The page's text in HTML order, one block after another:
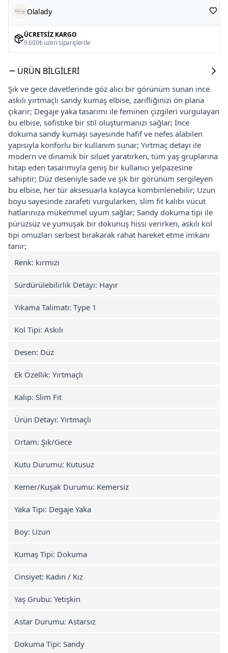
Olalady
ÜCRETSIZ KARGO
9.600₺ üzeri siparişlerde
ÜRÜN BILGILERI
Şık ve gece davetlerinde göz alıcı bir görünüm sunan ince
askılı yırtmaçlı sandy kumaş elbise, zarifliğinizi ön plana
çıkarır; Degaje yaka tasarımı ile feminen çizgileri vurgulayan
bu elbise, sofistike bir stil oluşturmanızı sağlar; İnce
dokuma sandy kumaşı sayesinde hafif ve nefes alabilen
yapısıyla konforlu bir kullanım sunar; Yırtmaç detayı ile
modern ve dinamik bir siluet yaratırken, tüm yaş gruplarına
hitap eden tasarımıyla geniş bir kullanıcı yelpazesine
sahiptir; Düz deseniyle sade ve şık bir görünüm sergileyen
bu elbise, her tür aksesuarla kolayca kombinlenebilir; Uzun
boyu sayesinde zarafeti vurgularken, slim fit kalıbı vücut
hatlarınıza mükemmel uyum sağlar; Sandy dokuma tipi ile
pürüzsüz ve yumuşak bir dokunuş hissi verirken, askılı kol
tipi omuzları serbest bırakarak rahat hareket etme imkanı
tanır;
Renk: kırmızı
Sürdürülebilirlik Detayı: Hayır
Yıkama Talimatı: Type 1
Kol Tipi: Askılı
Desen: Düz
Ek Özellik: Yırtmaçlı
Kalıp: Slim Fit
Ürün Detayı: Yırtmaçlı
Ortam: Şık/Gece
Kutu Durumu: Kutusuz
Kemer/Kuşak Durumu: Kemersiz
Yaka Tipi: Degaje Yaka
Boy: Uzun
Kumaş Tipi: Dokuma
Cinsiyet: Kadın / Kız
Yaş Grubu: Yetişkin
Astar Durumu: Astarsız
Dokuma Tipi: Sandy